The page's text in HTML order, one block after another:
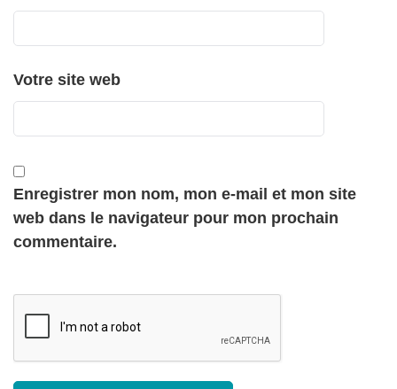
Votre site web
Enregistrer mon nom, mon e-mail et mon site
web dans le navigateur pour mon prochain
commentaire.